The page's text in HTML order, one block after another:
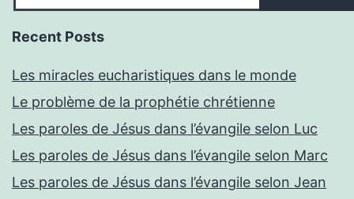
Recent Posts
Les miracles eucharistiques dans le monde
Le problème de la prophétie chrétienne
Les paroles de Jésus dans l’évangile selon Luc
Les paroles de Jésus dans l’évangile selon Marc
Les paroles de Jésus dans l’évangile selon Jean